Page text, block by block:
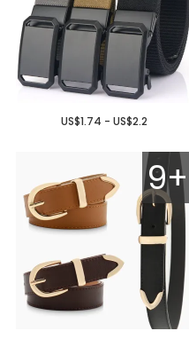
US$1.74 - US$2.2
9+